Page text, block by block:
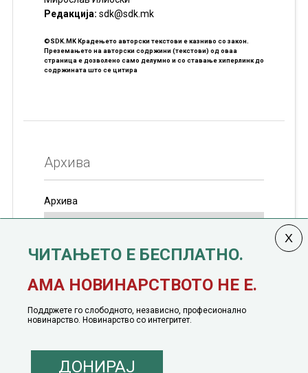
Редакцијa: sdk@sdk.mk
©SDK.MK Крадењето авторски текстови е казниво со закон.
Преземањето на авторски содржини (текстови) од оваа
страница е дозволено само делумно и со ставање хиперлинк до
содржината што се цитира
Архива
Архива
јануари, 1991 година
ЧИТАЊЕТО Е БЕСПЛАТНО.
АМА НОВИНАРСТВОТО НЕ Е.
Поддржете го слободното, независно, професионално
новинарство. Новинарство со интегритет.
ДОНИРАЈ